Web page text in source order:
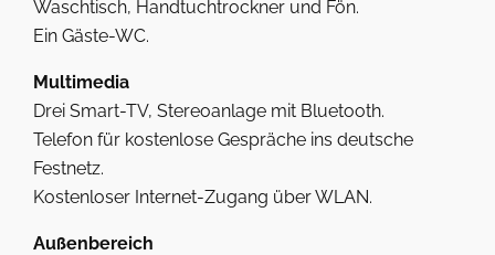
Waschtisch, Handtuchtrockner und Fön.
Ein Gäste-WC.
Multimedia
Drei Smart-TV, Stereoanlage mit Bluetooth.
Telefon für kostenlose Gespräche ins deutsche
Festnetz.
Kostenloser Internet-Zugang über WLAN.
Außenbereich